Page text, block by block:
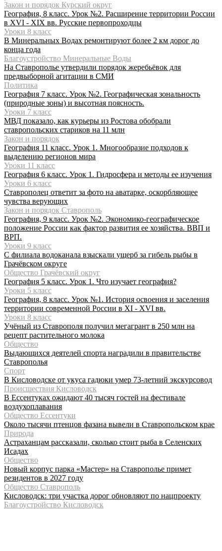
Закон и порядок Курский округ
География, 8 класс. Урок №2. Расширение территории России
в XVI - XIX вв. Русские первопроходцы
Уроки 8 класс
В Минеральных Водах ремонтируют более 2 км дорог до
конца года
Благоустройство Минеральные Воды
На Ставрополье утвердили порядок жеребьёвок для
предвыборной агитации в СМИ
Политика
География 7 класс. Урок №2. Географическая зональность
(природные зоны) и высотная поясность.
Уроки 7 класс
МВД показало, как курьеры из Ростова обобрали
ставропольских стариков на 11 млн
Закон и порядок
География 11 класс. Урок 1. Многообразие подходов к
выделению регионов мира
Уроки 11 класс
География 6 класс. Урок 1. Гидросфера и методы ее изучения
Уроки 6 класс
Ставрополец ответит за фото на аватарке, оскорбляющее
чувства верующих
Закон и порядок Ставрополь
География, 9 класс. Урок №2. Экономико-географическое
положение России как фактор развития ее хозяйства. ВВП и
ВРП.
Уроки 9 класс
С филиала водоканала взыскали ущерб за гибель рыбы в
Грачёвском округе
Общество Грачёвский округ
География 5 класс. Урок 1. Что изучает география?
Уроки 5 класс
География, 8 класс. Урок №1. История освоения и заселения
территории современной России в XI - XVI вв.
Уроки 8 класс
Учёный из Ставрополя получил мегагрант в 250 млн на
рецепт растительного молока
Общество
Выдающихся деятелей спорта наградили в правительстве
Ставрополья
Спорт
В Кисловодске от укуса гадюки умер 73-летний экскурсовод
Происшествия Кисловодск
В Ессентуках ожидают 40 тысяч гостей на фестивале
воздухоплавания
Общество Ессентуки
Около тысячи птенцов фазана вывели в Ставропольском крае
Природа
Астраханцам рассказали, сколько стоит рыба в Селенских
Исадах
Общество
Новый корпус парка «Мастер» на Ставрополье примет
резидентов в 2027 году
Общество Ставрополь
Кисловодск: три участка дорог обновляют по нацпроекту
Благоустройство Кисловодск